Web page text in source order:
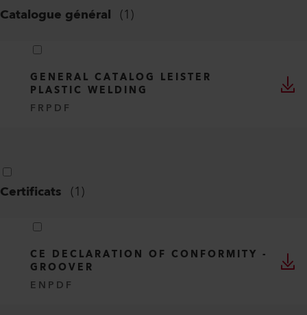
Catalogue général (1)
GENERAL CATALOG LEISTER
PLASTIC WELDING
FR PDF
Certificats (1)
CE DECLARATION OF CONFORMITY -
GROOVER
EN PDF